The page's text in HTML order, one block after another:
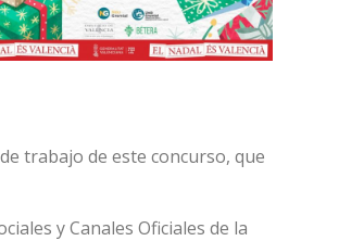
trabajo de este concurso, que
y Canales Oficiales de la